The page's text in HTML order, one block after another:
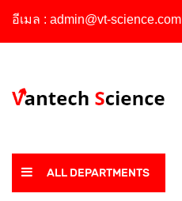
อีเมล : admin@vt-science.com
ALL DEPARTMENTS